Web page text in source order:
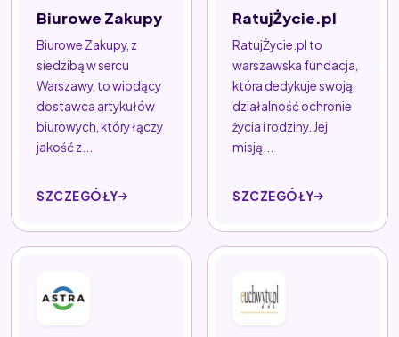
Biurowe Zakupy
Biurowe Zakupy, z
siedzibą w sercu
Warszawy, to wiodący
dostawca artykułów
biurowych, który łączy
jakość z...
SZCZEGÓŁY
RatujŻycie.pl
RatujŻycie.pl to
warszawska fundacja,
która dedykuje swoją
działalność ochronie
życia i rodziny. Jej
misją...
SZCZEGÓŁY